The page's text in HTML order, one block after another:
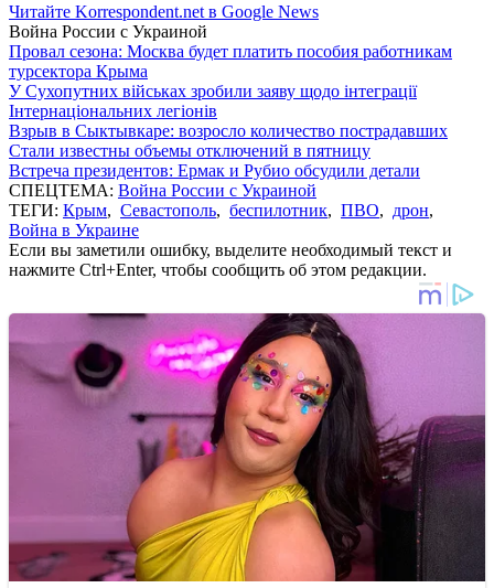
Читайте Korrespondent.net в Google News
Война России с Украиной
Провал сезона: Москва будет платить пособия работникам
турсектора Крыма
У Сухопутних військах зробили заяву щодо інтеграції
Інтернаціональних легіонів
Взрыв в Сыктывкаре: возросло количество пострадавших
Стали известны объемы отключений в пятницу
Встреча президентов: Ермак и Рубио обсудили детали
СПЕЦТЕМА: Война России с Украиной
ТЕГИ: Крым, Севастополь, беспилотник, ПВО, дрон,
Война в Украине
Если вы заметили ошибку, выделите необходимый текст и
нажмите Ctrl+Enter, чтобы сообщить об этом редакции.